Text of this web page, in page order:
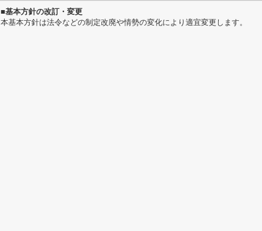
■基本方針の改訂・変更
本基本方針は法令などの制定改廃や情勢の変化により適宜変更します。